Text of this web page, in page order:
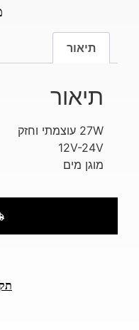
תיאור
תיאור
27W עוצמתי וחזק
12V-24V
מוגן מים